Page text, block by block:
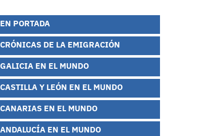
EN PORTADA
CRÓNICAS DE LA EMIGRACIÓN
GALICIA EN EL MUNDO
CASTILLA Y LEÓN EN EL MUNDO
CANARIAS EN EL MUNDO
ANDALUCÍA EN EL MUNDO